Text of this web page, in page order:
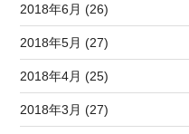
2018年6月 (26)
2018年5月 (27)
2018年4月 (25)
2018年3月 (27)